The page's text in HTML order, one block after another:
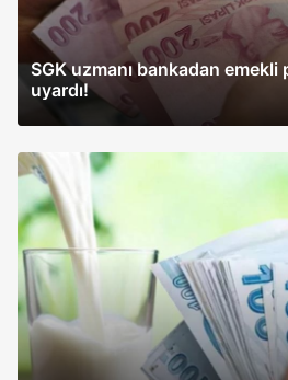
SGK uzmanı bankadan
uyardı!